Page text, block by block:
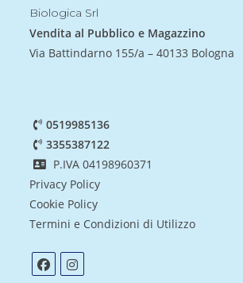
Biologica Srl
Vendita al Pubblico e Magazzino
Via Battindarno 155/a – 40133 Bologna
0519985136
3355387122
P.IVA 04198960371
Privacy Policy
Cookie Policy
Termini e Condizioni di Utilizzo